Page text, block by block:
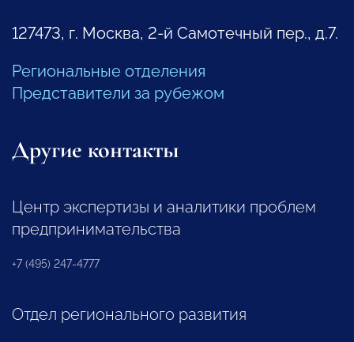
127473, г. Москва, 2-й Самотечный пер., д.7.
Региональные отделения
Представители за рубежом
Другие контакты
Центр экспертизы и аналитики проблем
предпринимательства
+7 (495) 247-4777
Отдел регионального развития